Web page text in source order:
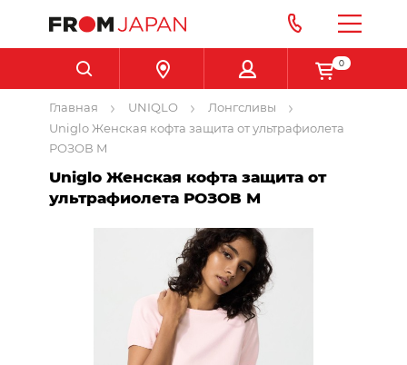
0
Главная UNIQLO
Лонгсливы
Uniglo Женская кофта защита от ультрафиолета
РОЗОВ М
Uniglo Женская кофта защита от
ультрафиолета РОЗОВ М